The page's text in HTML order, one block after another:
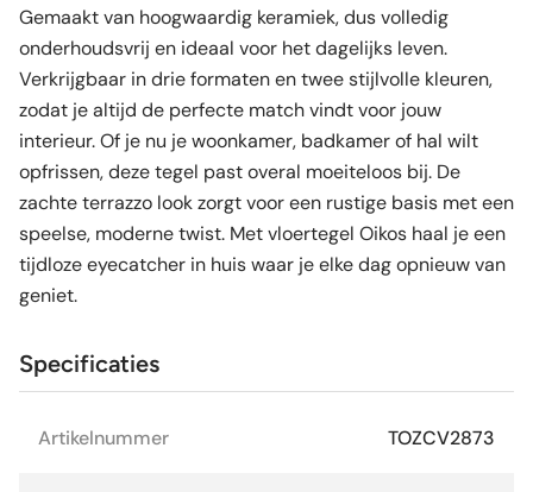
Gemaakt van hoogwaardig keramiek, dus volledig
onderhoudsvrij en ideaal voor het dagelijks leven.
Verkrijgbaar in drie formaten en twee stijlvolle kleuren,
zodat je altijd de perfecte match vindt voor jouw
interieur. Of je nu je woonkamer, badkamer of hal wilt
opfrissen, deze tegel past overal moeiteloos bij. De
zachte terrazzo look zorgt voor een rustige basis met een
speelse, moderne twist. Met vloertegel Oikos haal je een
tijdloze eyecatcher in huis waar je elke dag opnieuw van
geniet.
Specificaties
Artikelnummer TOZCV2873